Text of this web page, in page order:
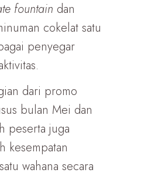
fountain dan
cokelat satu
penyegar
dari promo
bulan Mei dan
peserta juga
kesempatan
wahana secara